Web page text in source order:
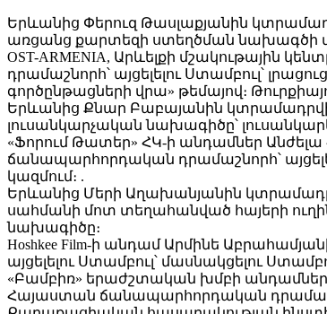
Երևանից Փերուզ Թասլաքյանին
առցանց քարտեզի ստեղծման նախագծի
OST-ARMENIA, Արևելքի
դրամաշնորհ՝ այցելելու Ստամբուլ՝
գործընթացների վրա» թեմայով։
Երևանից Քնար Բաբայանին կտրամադրվի
լուսանկարչական նախագիծը՝
«Ֆորում Թատեր» ՀԿ-ի անդամներ
ճանապարհորդական դրամաշնորհ՝
կազմում։ .
Երևանից Մերի Աղախանյանին
սահմանի մոտ տեղահանված հայերի ուղին
նախագիծը։
Hoshkee Film-ի անդամ Արմինե
այցելելու Ստամբուլ՝ մասնակցելու
«Բամբիռ» երաժշտական ​​խմբի անդամներ
Հայաստան ճանապարհորդական